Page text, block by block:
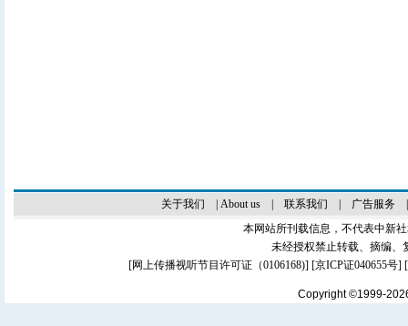
关于我们 About us| 联系我们 广告服务
本网站所刊载信息，不代表中新
未经授权禁止转载、摘编、
[网上传播视听节目许可证（0106168)] [京ICP证040655号]
Copyright ©1999-